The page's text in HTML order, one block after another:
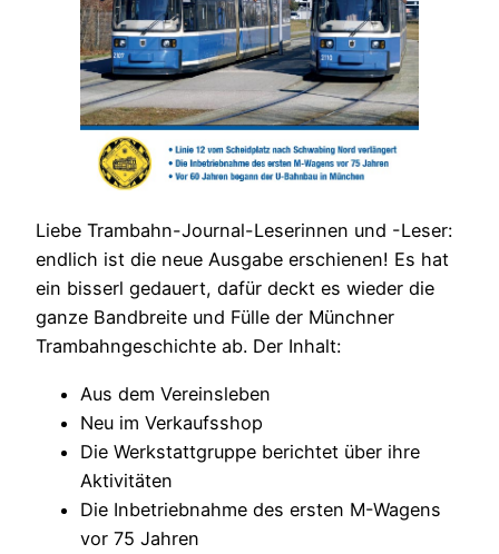
Liebe Trambahn-Journal-Leserinnen und -Leser:
endlich ist die neue Ausgabe erschienen! Es hat
ein bisserl gedauert, dafür deckt es wieder die
ganze Bandbreite und Fülle der Münchner
Trambahngeschichte ab. Der Inhalt:
Aus dem Vereinsleben
Neu im Verkaufsshop
Die Werkstattgruppe berichtet über ihre
Aktivitäten
Die Inbetriebnahme des ersten M-Wagens
vor 75 Jahren